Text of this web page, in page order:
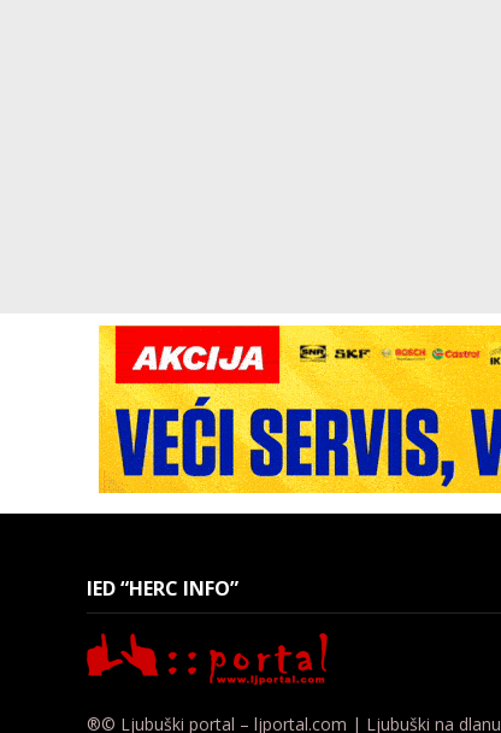
IED “HERC INFO”
®© Ljubuški portal – ljportal.com | Ljubuški na dlanu